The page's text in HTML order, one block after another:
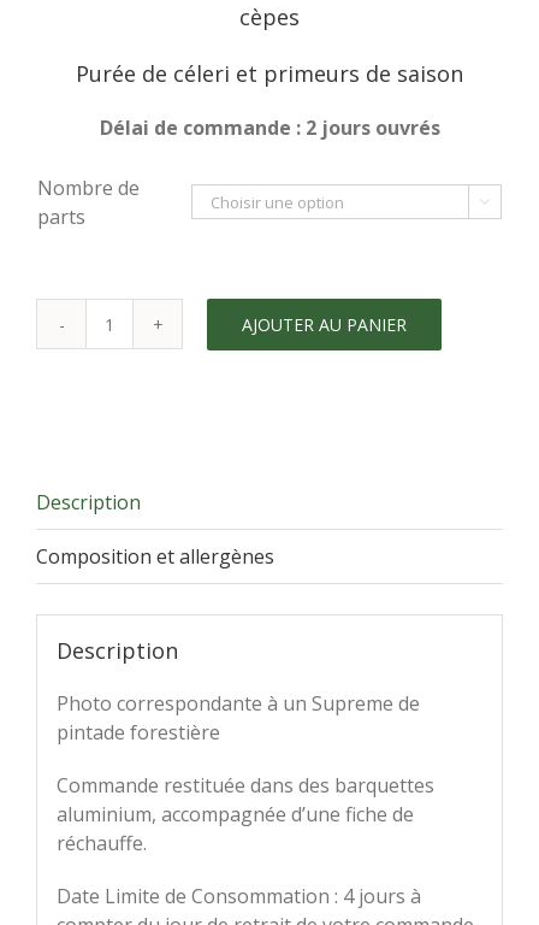
cèpes
Purée de céleri et primeurs de saison
Délai de commande : 2 jours ouvrés
Nombre de
parts

quantité
AJOUTER AU PANIER
Description
Composition et allergènes
Description
Photo correspondante à un Supreme de
pintade forestière
Commande restituée dans des barquettes
aluminium, accompagnée d’une fiche de
réchauffe.
Date Limite de Consommation : 4 jours à